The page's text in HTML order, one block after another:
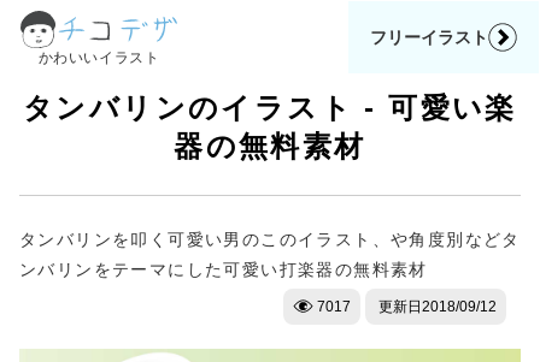
かわいいイラスト
フリーイラスト
タンバリンのイラスト - 可愛い楽
器の無料素材
タンバリンを叩く可愛い男のこのイラスト、や角度別などタ
ンバリンをテーマにした可愛い打楽器の無料素材
7017 更新日 2018/09/12